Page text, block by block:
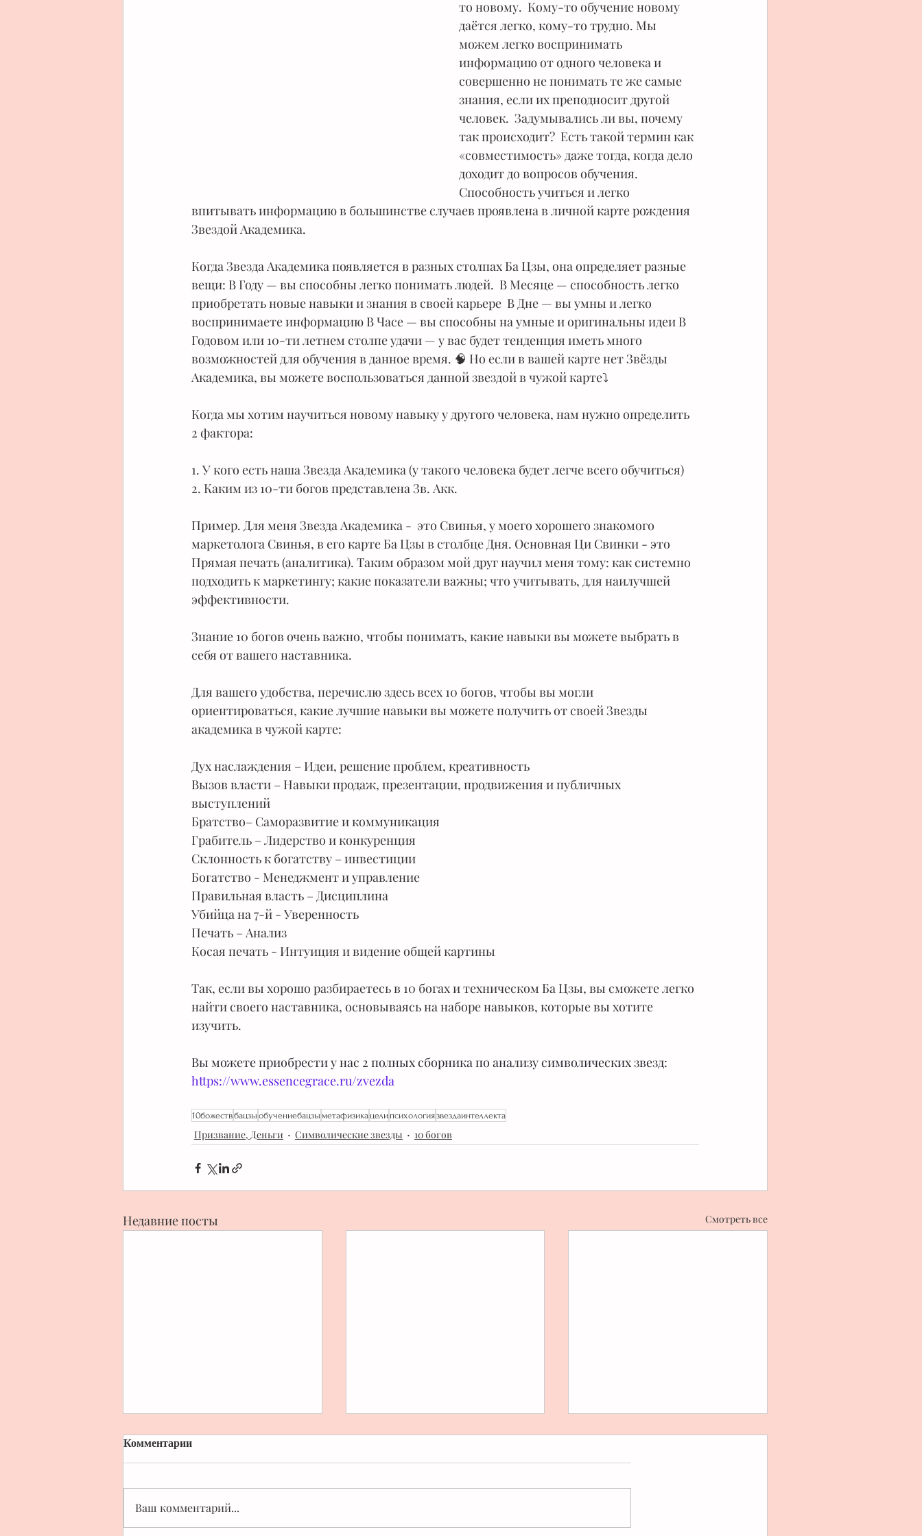
то новому.  Кому-то обучение новому
даётся легко, кому-то трудно. Мы
можем легко воспринимать
информацию от одного человека и
совершенно не понимать те же самые
знания, если их преподносит другой
человек.  Задумывались ли вы, почему
так происходит?  Есть такой термин как
«совместимость» даже тогда, когда дело
доходит до вопросов обучения.
Способность учиться и легко
впитывать информацию в большинстве случаев проявлена в личной карте рождения
Звездой Академика.
Когда Звезда Академика появляется в разных столпах Ба Цзы, она определяет разные
вещи: В Году — вы способны легко понимать людей.  В Месяце — способность легко
приобретать новые навыки и знания в своей карьере  В Дне — вы умны и легко
воспринимаете информацию В Часе — вы способны на умные и оригинальны идеи В
Годовом или 10-ти летнем столпе удачи — у вас будет тенденция иметь много
возможностей для обучения в данное время. 🧠 Но если в вашей карте нет Звёзды
Академика, вы можете воспользоваться данной звездой в чужой карте⤵️
Когда мы хотим научиться новому навыку у другого человека, нам нужно определить
2 фактора:
1. У кого есть наша Звезда Академика (у такого человека будет легче всего обучиться)
2. Каким из 10-ти богов представлена Зв. Акк.
Пример. Для меня Звезда Академика -  это Свинья, у моего хорошего знакомого
маркетолога Свинья, в его карте Ба Цзы в столбце Дня. Основная Ци Свинки - это
Прямая печать (аналитика). Таким образом мой друг научил меня тому: как системно
подходить к маркетингу; какие показатели важны; что учитывать, для наилучшей
эффективности.
Знание 10 богов очень важно, чтобы понимать, какие навыки вы можете выбрать в
себя от вашего наставника.
Для вашего удобства, перечислю здесь всех 10 богов, чтобы вы могли
ориентироваться, какие лучшие навыки вы можете получить от своей Звезды
академика в чужой карте:
Дух наслаждения – Идеи, решение проблем, креативность
Вызов власти – Навыки продаж, презентации, продвижения и публичных
выступлений
Братство– Саморазвитие и коммуникация
Грабитель – Лидерство и конкуренция
Склонность к богатству – инвестиции
Богатство - Менеджмент и управление
Правильная власть – Дисциплина
Убийца на 7-й - Уверенность
Печать – Анализ
Косая печать - Интуиция и видение общей картины
Так, если вы хорошо разбираетесь в 10 богах и техническом Ба Цзы, вы сможете легко
найти своего наставника, основываясь на наборе навыков, которые вы хотите
изучить.
Вы можете приобрести у нас 2 полных сборника по анализу символических звезд:
https://www.essencegrace.ru/zvezda
10божествбацзы обучениебацзы метафизика цели психологиязвездаинтеллекта
Призвание, Деньги Символические звезды 10 богов
Недавние посты Смотреть все
Комментарии
Ваш комментарий...